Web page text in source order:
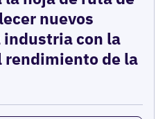
nuevos
industria con la
de la